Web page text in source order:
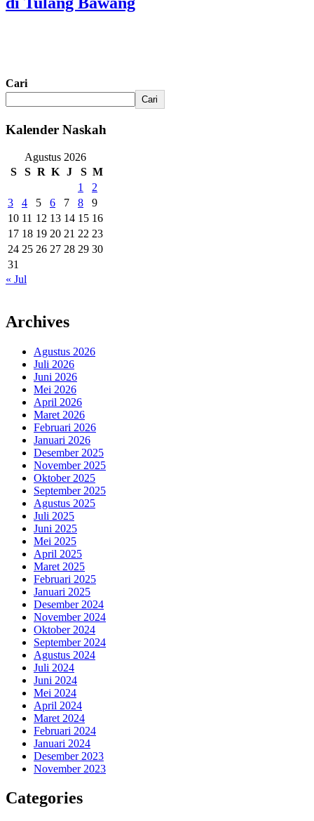
Cari
Cari
Kalender Naskah
Agustus 2026
S
S R K J S M
1
2
3
4 5 6 7 8
9
10 11 12 13 14 15 16
17 18 19 20 21 22 23
24 25 26 27 28 29 30
31
« Jul
Archives
Agustus 2026
Juli 2026
Juni 2026
Mei 2026
April 2026
Maret 2026
Februari 2026
Januari 2026
Desember 2025
November 2025
Oktober 2025
September 2025
Agustus 2025
Juli 2025
Juni 2025
Mei 2025
April 2025
Maret 2025
Februari 2025
Januari 2025
Desember 2024
November 2024
Oktober 2024
September 2024
Agustus 2024
Juli 2024
Juni 2024
Mei 2024
April 2024
Maret 2024
Februari 2024
Januari 2024
Desember 2023
November 2023
Categories